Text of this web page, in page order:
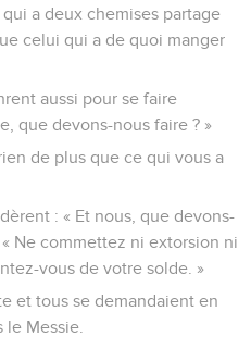
a deux chemises partage
celui qui a de quoi manger
aussi pour se faire
que devons-nous faire ? »
de plus que ce qui vous a
: « Et nous, que devons-
Ne commettez ni extorsion ni
vous de votre solde. »
et tous se demandaient en
le Messie.